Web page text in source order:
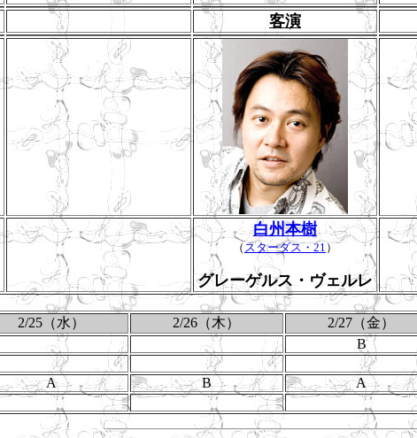
客演
白州本樹
（ スターダス・21 ）
グレーゲルス・ヴェルレ
2/25（水） 2/26（木） 2/27（金）
B
A B
A